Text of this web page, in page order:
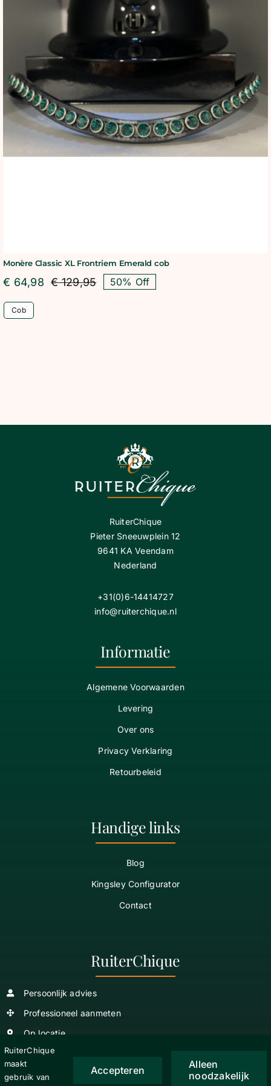
SHOWROOM
WEBSHOP
Monère Classic XL Frontriem Emerald cob
€129,95Oorspronkelijke
€ 64,98
Huidige
50% Off
Cob
RuiterChique
Pieter Sneeuwplein 12
9641 KA Veendam
Nederland
+31(0)6-14414727
info@ruiterchique.nl
Informatie
Algemene Voorwaarden
Levering
Over ons
Privacy Verklaring
Retourbeleid
Handige links
Blog
Kingsley Configurator
Contact
RuiterChique
Persoonlijk advies
Professioneel aanmeten
Op locatie
Copyright Privacy verklaring
RuiterChique
maakt
gebruik van
Accepteren
Alleen
noodzakelijk